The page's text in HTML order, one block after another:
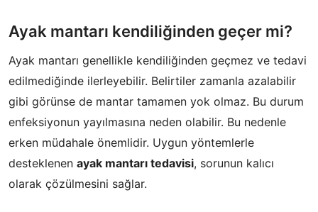
Ayak mantarı kendiliğinden geçer mi?
Ayak mantarı genellikle kendiliğinden geçmez ve tedavi
edilmediğinde ilerleyebilir. Belirtiler zamanla azalabilir
gibi görünse de mantar tamamen yok olmaz. Bu durum
enfeksiyonun yayılmasına neden olabilir. Bu nedenle
erken müdahale önemlidir. Uygun yöntemlerle
desteklenen ayak mantarı tedavisi, sorunun kalıcı
olarak çözülmesini sağlar.